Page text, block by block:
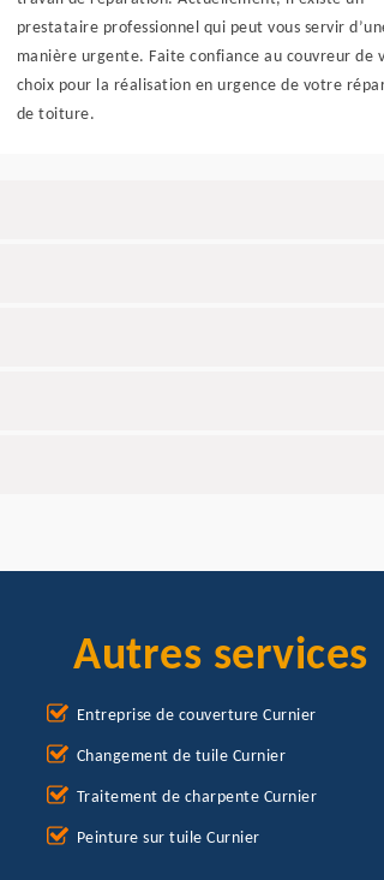
prestataire professionnel qui peut vous servir
manière urgente. Faite confiance au couvreur de
choix pour la réalisation en urgence de votre
de toiture.
Autres services
Entreprise de couverture Curnier
Changement de tuile Curnier
Traitement de charpente Curnier
Peinture sur tuile Curnier